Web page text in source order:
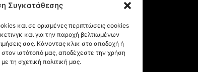
Συγκατάθεσης
και σε ορισμένες περιπτώσεις cookies
και για την παροχή βελτιωμένων
σας. Κάνοντας κλικ στο αποδοχή ή
ιστότοπό μας, αποδέχεστε την χρήση
τη σχετική πολιτική μας.
305 402